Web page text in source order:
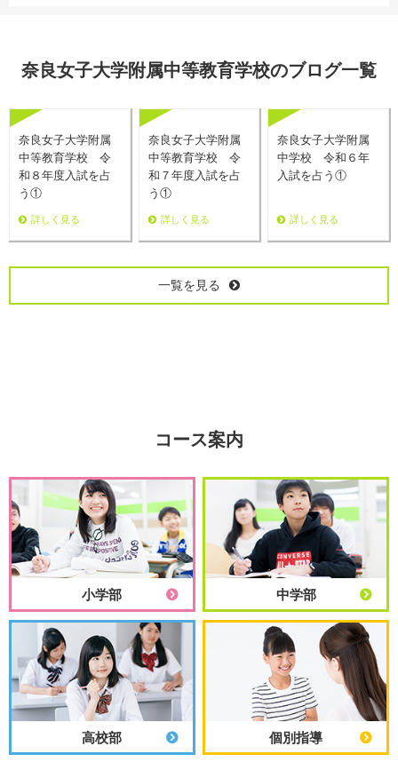
奈良女子大学附属中等教育学校のブログ一覧
奈良女子大学附属
中等教育学校 令
和８年度入試を占
う①
詳しく見る
奈良女子大学附属
中等教育学校 令
和７年度入試を占
う①
詳しく見る
奈良女子大学附属
中学校 令和６年
入試を占う①
詳しく見る
一覧を見る
コース案内
小学部 中学部
高校部 個別指導